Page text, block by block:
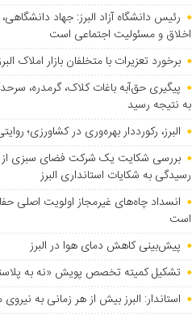
رئیس دانشگاه آزاد البرز: جهاد
اخلاق و مسئولیت اجتماعی است
برخورد تعزیرات با متخلفان بازار املاک البرز؛ ۱۱ واحد پلمب
پیگیری حق‌آبه باغات کلاک، گرمدره،
به نتیجه رسید
البرز، رکورددار بهره‌وری در کشاورزی؛
بررسی شکایت یک شرکت فضای سبزی
رسیدگی به شکایات استانداری البرز
انسداد چاه‌های غیرمجاز اولویت اصلی
است
پیش‌بینی کاهش دمای هوا در البرز
تشکیل کمیته تخصص پویش «نه به
استاندار: البرز بیش از هر زمانی به نیروی